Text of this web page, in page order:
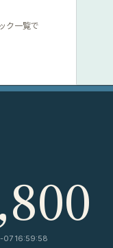
ク一覧で
16:59:58